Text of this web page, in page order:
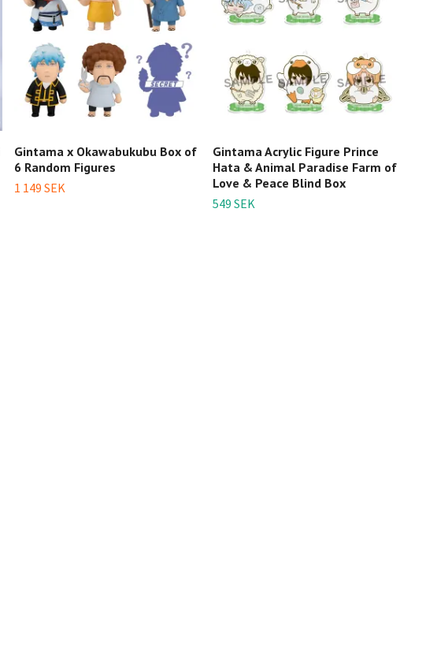
Gintama x Okawabukubu Box of
6 Random Figures
1 149 SEK
Gintama Acrylic Figure Prince
Hata & Animal Paradise Farm of
Love & Peace Blind Box
549 SEK